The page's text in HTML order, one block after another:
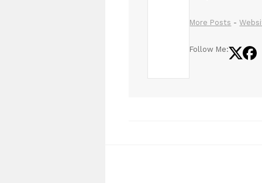
More Posts -
Follow Me: